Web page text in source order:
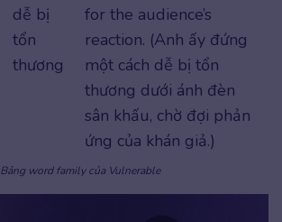
dễ bị
tổn
thương
for the audience’s
reaction. (Anh ấy đứng
một cách dễ bị tổn
thương dưới ánh đèn
sân khấu, chờ đợi phản
ứng của khán giả.)
Bảng word family của Vulnerable